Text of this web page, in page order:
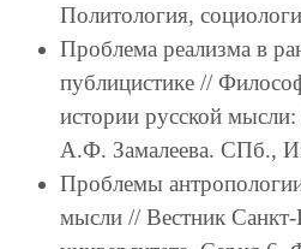
Политология,
Проблема реализма в
публицистике //
истории русской
А.Ф. Замалеева. СПб.,
Проблемы
мысли // Вестник Санкт-